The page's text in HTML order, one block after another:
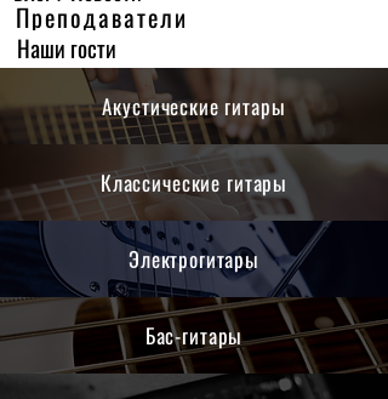
Преподаватели
Наши гости
Акустические гитары
Классические гитары
Электрогитары
Бас-гитары